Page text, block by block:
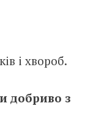
і хвороб.
добриво з